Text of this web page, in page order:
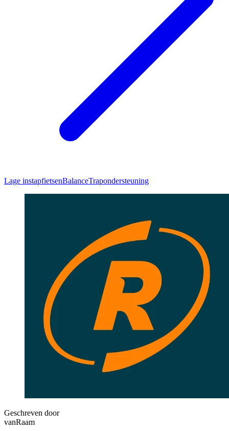
Lage instapfietsenBalanceTrapondersteuning
Geschreven door
vanRaam